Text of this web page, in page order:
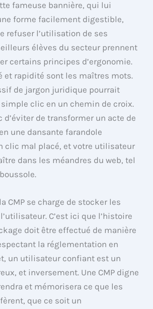
fameuse bannière, qui lui
forme facilement digestible,
refuser l’utilisation de ses
élèves du secteur prennent
certains principes d’ergonomie.
et rapidité sont les maîtres mots.
de jargon juridique pourrait
clic en un chemin de croix.
d’éviter de transformer un acte de
une dansante farandole
clic mal placé, et votre utilisateur
dans les méandres du web, tel
CMP se charge de stocker les
C’est ici que l’histoire
doit être effectué de manière
la réglementation en
un utilisateur confiant est un
et inversement. Une CMP digne
et mémorisera ce que les
que ce soit un